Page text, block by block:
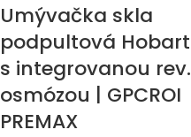
Umývačka skla
podpultová Hobart
s integrovanou rev.
osmózou | GPCROI
PREMAX